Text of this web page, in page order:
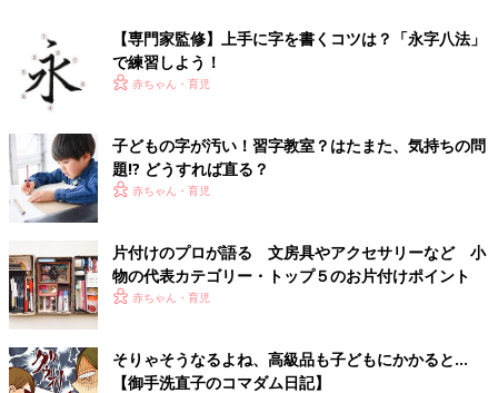
【専門家監修】上手に字を書くコツは？「永字八法」
で練習しよう！
赤ちゃん・育児
子どもの字が汚い！習字教室？はたまた、気持ちの問
題!? どうすれば直る？
赤ちゃん・育児
片付けのプロが語る 文房具やアクセサリーなど 小
物の代表カテゴリー・トップ５のお片付けポイント
赤ちゃん・育児
そりゃそうなるよね、高級品も子どもにかかると…
【御手洗直子のコマダム日記】